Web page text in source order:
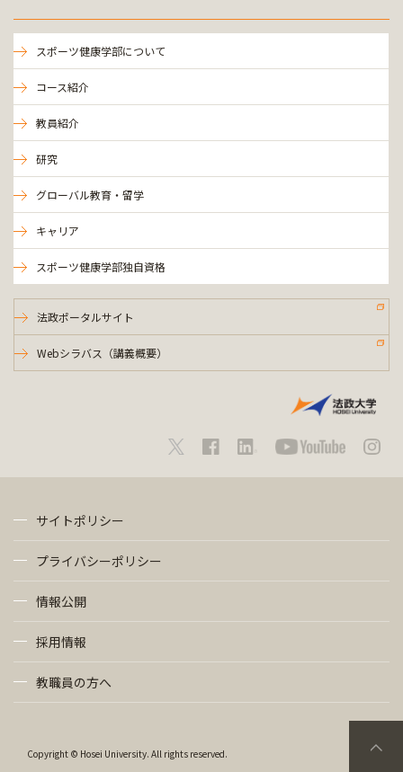
スポーツ健康学部について
コース紹介
教員紹介
研究
グローバル教育・留学
キャリア
スポーツ健康学部独自資格
法政ポータルサイト
Webシラバス（講義概要）
サイトポリシー
プライバシーポリシー
情報公開
採用情報
教職員の方へ
Copyright © Hosei University. All rights reserved.